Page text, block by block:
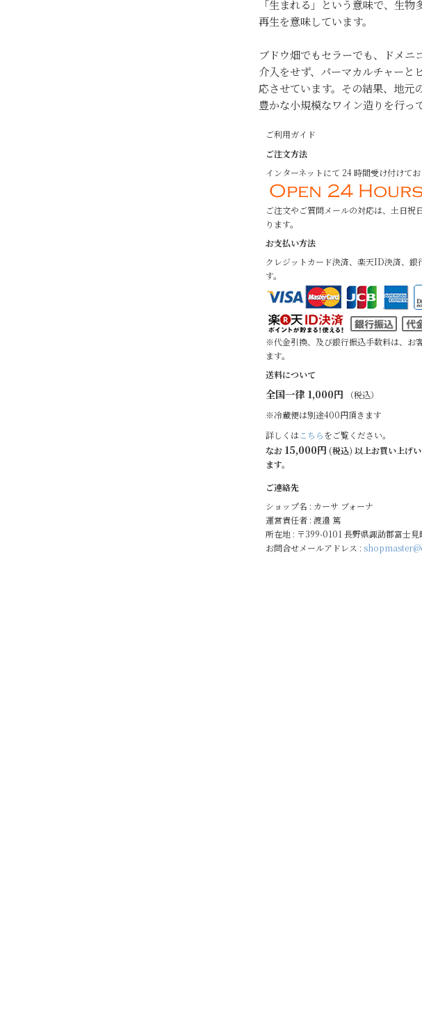
「生まれる」という意味で、生
再生を意味しています。
ブドウ畑でもセラーでも、ドメニ
介入をせず、パーマカルチャーと
応させています。その結果、地元
豊かな小規模なワイン造りを行っ
ご利用ガイド
ご注文方法
インターネットにて 24 時間受け付けてお
ご注文やご質問メールの対応は、土日祝
ります。
お支払い方法
クレジットカード決済、楽天ID決済、銀
す。
※代金引換、及び銀行振込手数料は、お
ます。
送料について
全国一律 1,000円 （税込）
※冷蔵便は別途400円頂きます
詳しくはこちらをご覧ください。
なお 15,000円 (税込) 以上お買い上げい
ます。
ご連絡先
ショップ名 : カーサ ブォーナ
運営責任者 : 渡邉 篤
所在地 : 〒399-0101 長野県諏訪郡富士
お問合せメールアドレス :